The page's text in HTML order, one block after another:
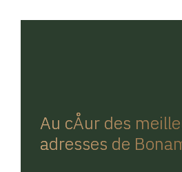
Au cÅur des
adresses de